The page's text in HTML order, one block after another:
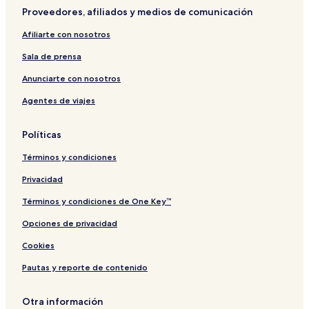
a
y
H
t
e
s
la
a
t
y
a
e
i
r
a
a
Proveedores, afiliados y medios de comunicación
Afiliarte con nosotros
Sala de prensa
Anunciarte con nosotros
Agentes de viajes
Políticas
Términos y condiciones
Privacidad
Términos y condiciones de One Key™
Opciones de privacidad
Cookies
Pautas y reporte de contenido
Otra información